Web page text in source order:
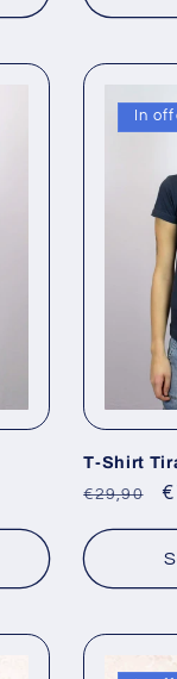
In
T-Shirt
Prezzo
listino
€29,90